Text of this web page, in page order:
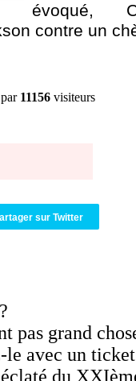
évoqué,
contre un
11156 visiteurs
sur Twitter